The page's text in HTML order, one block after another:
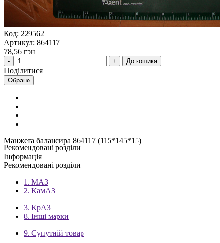
Код: 229562
Артикул: 864117
78,56 грн
До кошика
Поділитися
Обране
Манжета балансира 864117 (115*145*15)
Рекомендовані розділи
Інформація
Рекомендовані розділи
1. МАЗ
2. КамАЗ
3. КрАЗ
8. Інші марки
9. Супутній товар